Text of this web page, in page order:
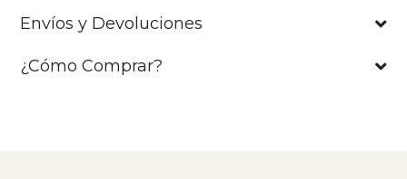
Envíos y Devoluciones
¿Cómo Comprar?